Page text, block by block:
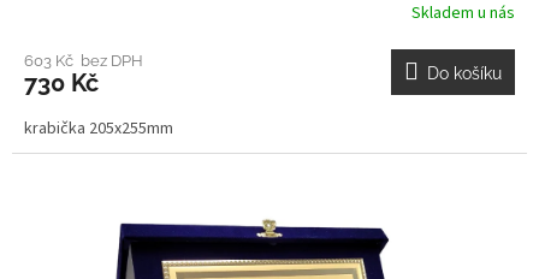
Skladem u nás
603 Kč bez DPH
730 Kč Do košíku
krabička 205x255mm